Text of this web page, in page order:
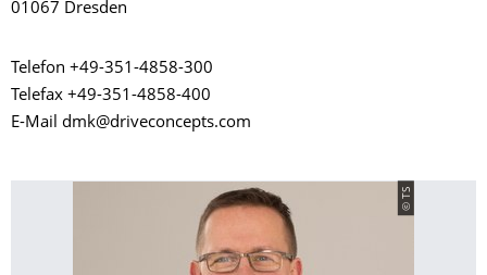
01067 Dresden
Telefon +49-351-4858-300
Telefax +49-351-4858-400
E-Mail dmk@driveconcepts.com
© TS